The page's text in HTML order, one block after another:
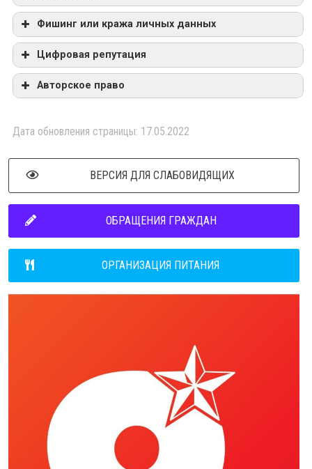
Фишинг или кража личных данных
Цифровая репутация
Авторское право
Дата обновления страницы: 17.05.2022
ВЕРСИЯ ДЛЯ СЛАБОВИДЯЩИХ
ОБРАЩЕНИЯ ГРАЖДАН
ОРГАНИЗАЦИЯ ПИТАНИЯ